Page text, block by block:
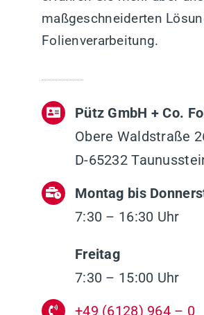
maßgeschneiderten
Folienverarbeitung.
Pütz GmbH + Co.
Obere Waldstraße
D-65232
Montag bis
7:30 – 16:30 Uhr
Freitag
7:30 – 15:00 Uhr
+49 (6128) 964 – 0